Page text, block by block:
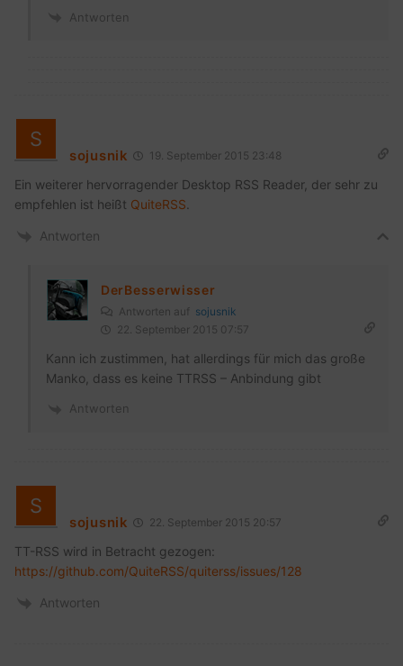
Antworten
sojusnik 19. September 2015 23:48
Ein weiterer hervorragender Desktop RSS Reader, der sehr zu
empfehlen ist heißt QuiteRSS
Antworten
DerBesserwisser
Antworten auf sojusnik
22. September 2015 07:57
Kann ich zustimmen, hat allerdings für mich das große
Manko, dass es keine TTRSS – Anbindung gibt
Antworten
sojusnik 22. September 2015 20:57
TT-RSS wird in Betracht gezogen:
https://github.com/QuiteRSS/quiterss/issues/128
Antworten